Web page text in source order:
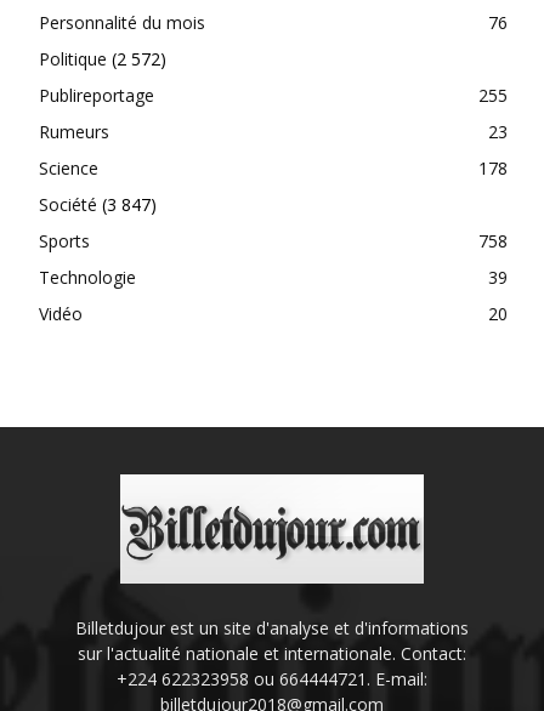
Personnalité du mois
76
Politique (2 572)
Publireportage
255
Rumeurs
23
Science
178
Société (3 847)
Sports
758
Technologie
39
Vidéo
20
Billetdujour est un site d'analyse et d'informations
sur l'actualité nationale et internationale. Contact:
+224 622323958 ou 664444721. E-mail:
billetdujour2018@gmail.com